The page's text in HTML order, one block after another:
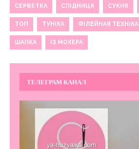
СЕРВЕТКА СПІДНИЦЯ СУКНЯ
ТОП ТУНІКА ФІЛЕЙНАЯ ТЕХНІКА
ШАПКА ІЗ МОХЕРА
ТЕЛЕГРАМ КАНАЛ